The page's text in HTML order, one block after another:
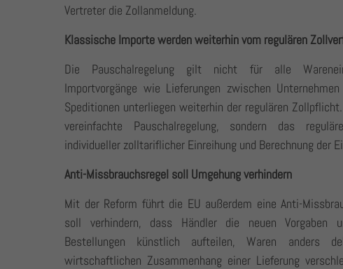
Vertreter die Zollanmeldung.
Klassische Importe werden weiterhin vom regulären
Die Pauschalregelung gilt nicht für alle
Importvorgänge wie Lieferungen zwischen
Speditionen unterliegen weiterhin der regulären
vereinfachte Pauschalregelung, sondern das
individueller zolltariflicher Einreihung und Berechnung der
Anti-Missbrauchsregel soll Umgehung verhindern
Mit der Reform führt die EU außerdem eine Anti-
soll verhindern, dass Händler die neuen Vorgaben
Bestellungen künstlich aufteilen, Waren anders
wirtschaftlichen Zusammenhang einer Lieferung